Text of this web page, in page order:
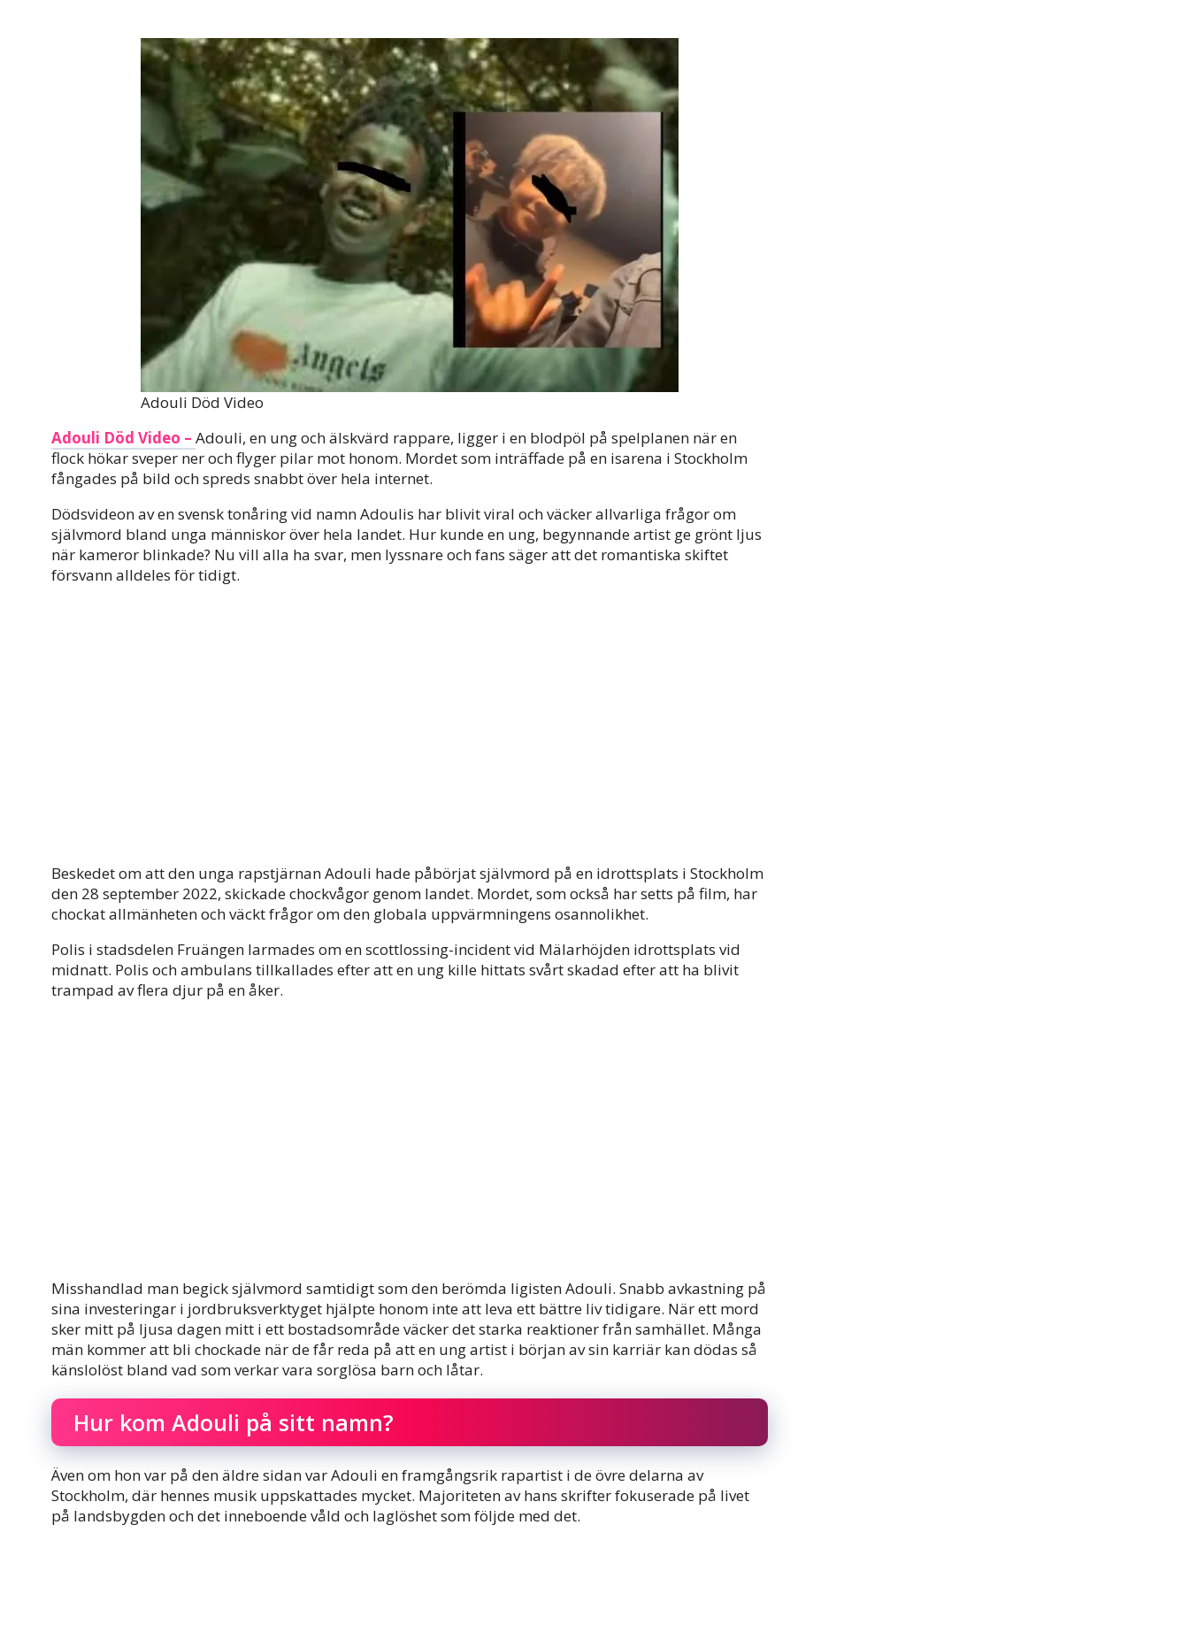
Adouli Död Video
Adouli Död Video – Adouli, en ung och älskvärd rappare, ligger i en blodpöl på spelplanen när en
flock hökar sveper ner och flyger pilar mot honom. Mordet som inträffade på en isarena i Stockholm
fångades på bild och spreds snabbt över hela internet.
Dödsvideon av en svensk tonåring vid namn Adoulis har blivit viral och väcker allvarliga frågor om
självmord bland unga människor över hela landet. Hur kunde en ung, begynnande artist ge grönt ljus
när kameror blinkade? Nu vill alla ha svar, men lyssnare och fans säger att det romantiska skiftet
försvann alldeles för tidigt.
Beskedet om att den unga rapstjärnan Adouli hade påbörjat självmord på en idrottsplats i Stockholm
den 28 september 2022, skickade chockvågor genom landet. Mordet, som också har setts på film, har
chockat allmänheten och väckt frågor om den globala uppvärmningens osannolikhet.
Polis i stadsdelen Fruängen larmades om en scottlossing-incident vid Mälarhöjden idrottsplats vid
midnatt. Polis och ambulans tillkallades efter att en ung kille hittats svårt skadad efter att ha blivit
trampad av flera djur på en åker.
Misshandlad man begick självmord samtidigt som den berömda ligisten Adouli. Snabb avkastning på
sina investeringar i jordbruksverktyget hjälpte honom inte att leva ett bättre liv tidigare. När ett mord
sker mitt på ljusa dagen mitt i ett bostadsområde väcker det starka reaktioner från samhället. Många
män kommer att bli chockade när de får reda på att en ung artist i början av sin karriär kan dödas så
känslolöst bland vad som verkar vara sorglösa barn och låtar.
Hur kom Adouli på sitt namn?
Även om hon var på den äldre sidan var Adouli en framgångsrik rapartist i de övre delarna av
Stockholm, där hennes musik uppskattades mycket. Majoriteten av hans skrifter fokuserade på livet
på landsbygden och det inneboende våld och laglöshet som följde med det.